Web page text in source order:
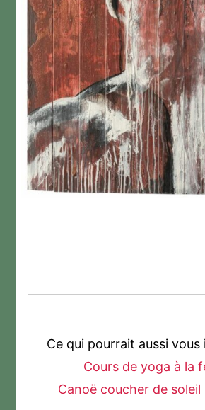
Ce qui pourrait aussi vous
Cours de yoga à la
Canoë coucher de soleil